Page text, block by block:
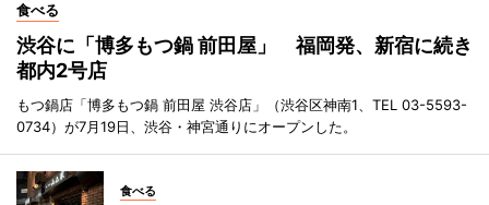
食べる
渋谷に「博多もつ鍋 前田屋」 福岡発、新宿に続き
都内2号店
もつ鍋店「博多もつ鍋 前田屋 渋谷店」（渋谷区神南1、TEL 03-5593-
0734）が7月19日、渋谷・神宮通りにオープンした。
食べる